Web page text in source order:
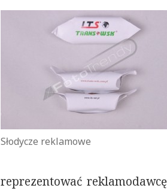
Słodycze reklamowe
reprezentować